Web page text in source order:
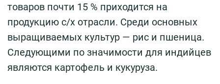
товаров почти 15 % приходится на
продукцию с/х отрасли. Среди основных
выращиваемых культур — рис и пшеница.
Следующими по значимости для индийцев
являются картофель и кукуруза.